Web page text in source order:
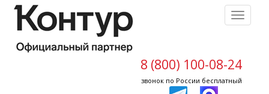
8 (800) 100-08-24
звонок по России бесплатный